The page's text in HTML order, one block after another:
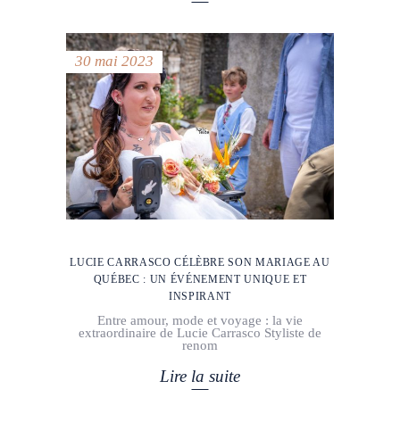
30 mai 2023
LUCIE CARRASCO CÉLÈBRE SON MARIAGE AU
QUÉBEC : UN ÉVÉNEMENT UNIQUE ET
INSPIRANT
Entre amour, mode et voyage : la vie
extraordinaire de Lucie Carrasco Styliste de
renom
Lire la suite